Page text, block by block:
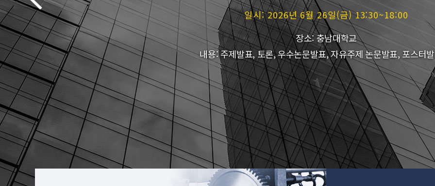
일시: 2026년 6월 26일(금) 13:30~18:00
장소: 충남대학교
내용: 주제발표, 토론, 우수논문발표, 자유주제 논문발표, 포스터